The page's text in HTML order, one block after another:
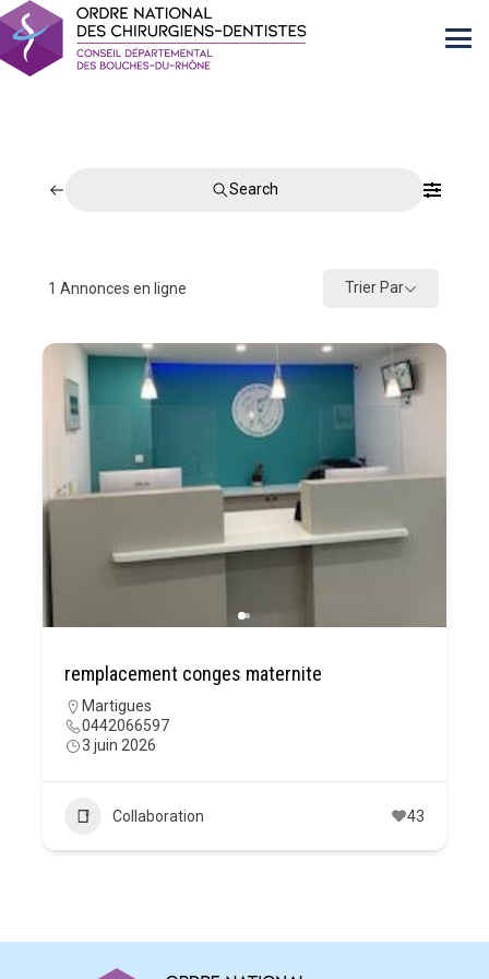
Search
1 Annonces en ligne Trier Par
remplacement conges maternite
Martigues
0442066597
3 juin 2026
Collaboration 43